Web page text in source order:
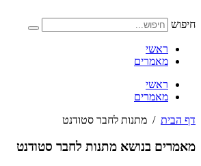
לתוכן
חיפוש
ראשי
מאמרים
ראשי
מאמרים
דף הבית / מתנות לחבר סטודנט
מאמרים בנושא מתנות לחבר סטודנט